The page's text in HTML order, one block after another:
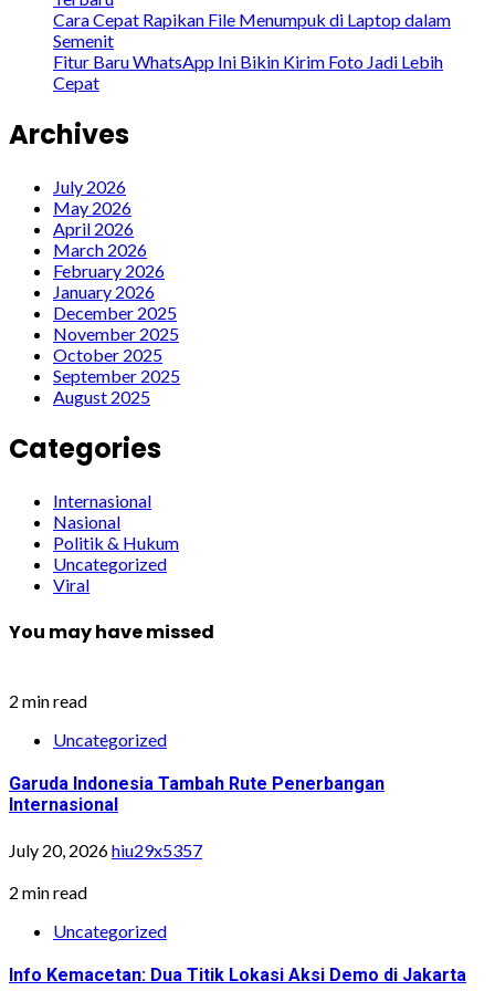
Cara Cepat Rapikan File Menumpuk di Laptop dalam
Semenit
Fitur Baru WhatsApp Ini Bikin Kirim Foto Jadi Lebih
Cepat
Archives
July 2026
May 2026
April 2026
March 2026
February 2026
January 2026
December 2025
November 2025
October 2025
September 2025
August 2025
Categories
Internasional
Nasional
Politik & Hukum
Uncategorized
Viral
You may have missed
2 min read
Uncategorized
Garuda Indonesia Tambah Rute Penerbangan
Internasional
July 20, 2026hiu29x5357
2 min read
Uncategorized
Info Kemacetan: Dua Titik Lokasi Aksi Demo di Jakarta